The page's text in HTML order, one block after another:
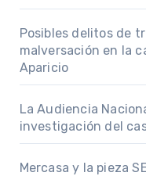
Posibles delitos de
malversación en la
Aparicio
La Audiencia
investigación del
Mercasa y la pieza